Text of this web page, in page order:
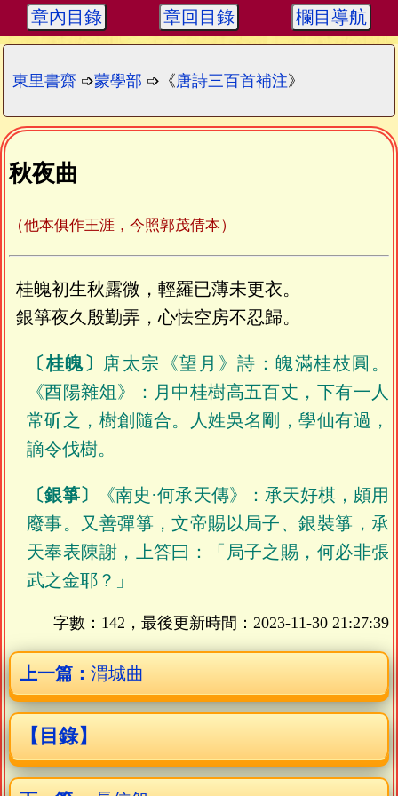
章內目錄 章回目錄 欄目導航
東里書齋 ➩蒙學部 ➩《唐詩三百首補注》
秋夜曲
（他本俱作王涯，今照郭茂倩本）
桂魄初生秋露微，輕羅已薄未更衣。
銀箏夜久殷勤弄，心怯空房不忍歸。
〔桂魄〕 唐太宗《望月》詩：魄滿桂枝圓。
《酉陽雜俎》：月中桂樹高五百丈，下有一人
常斫之，樹創隨合。人姓吳名剛，學仙有過，
謫令伐樹。
〔銀箏〕
《南史·何承天傳》：承天好棋，頗用
廢事。又善彈箏，文帝賜以局子、銀裝箏，承
天奉表陳謝，上答曰：「局子之賜，何必非張
武之金耶？」
字數：142，最後更新時間： 2023-11-30 21:27:39
上一篇： 渭城曲
【目錄】